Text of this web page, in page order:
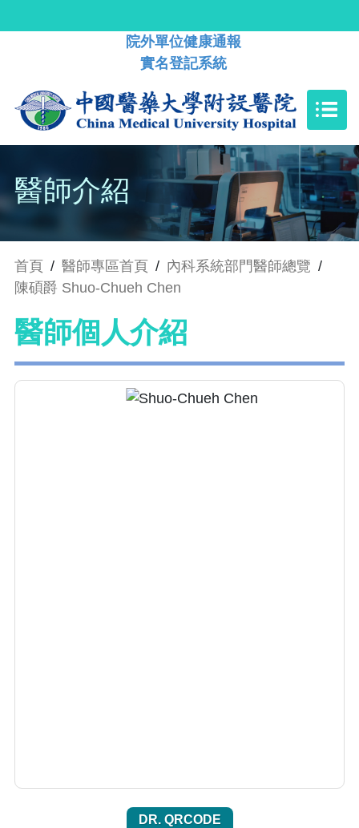
院外單位健康通報
實名登記系統
醫師介紹
首頁 / 醫師專區首頁 / 內科系統部門醫師總覽 /
陳碩爵 Shuo-Chueh Chen
醫師個人介紹
DR. QRCODE